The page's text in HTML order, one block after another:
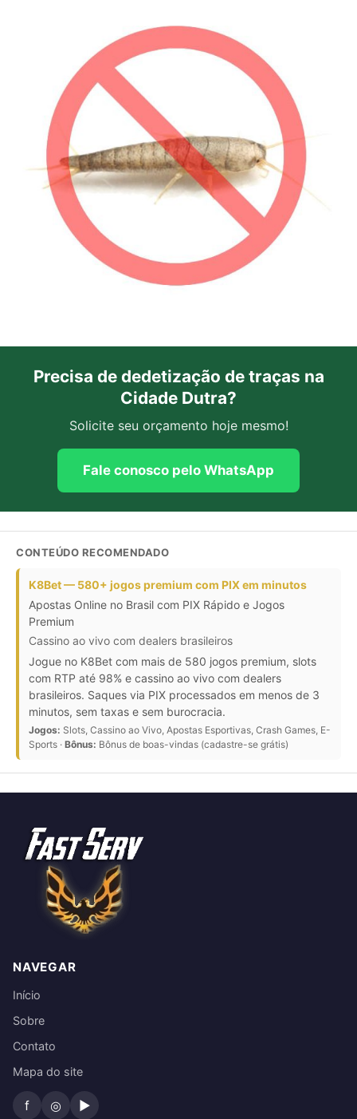
Precisa de dedetização de traças na
Cidade Dutra?
Solicite seu orçamento hoje mesmo!
Fale conosco pelo WhatsApp
CONTEÚDO RECOMENDADO
K8Bet — 580+ jogos premium com PIX em minutos
Apostas Online no Brasil com PIX Rápido e Jogos
Premium
Cassino ao vivo com dealers brasileiros
Jogue no K8Bet com mais de 580 jogos premium, slots
com RTP até 98% e cassino ao vivo com dealers
brasileiros. Saques via PIX processados em menos de 3
minutos, sem taxas e sem burocracia.
Jogos: Slots, Cassino ao Vivo, Apostas Esportivas, Crash Games, E-
Sports · Bônus: Bônus de boas-vindas (cadastre-se grátis)
NAVEGAR
Início
Sobre
Contato
Mapa do site
f ◎ ▶